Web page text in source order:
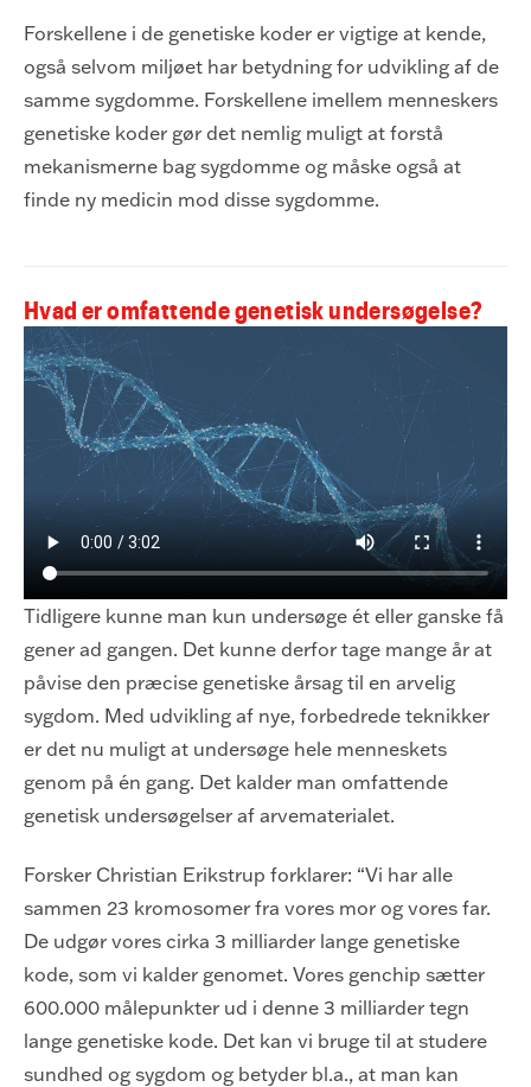
Forskellene i de genetiske koder er vigtige at kende,
også selvom miljøet har betydning for udvikling af de
samme sygdomme. Forskellene imellem menneskers
genetiske koder gør det nemlig muligt at forstå
mekanismerne bag sygdomme og måske også at
finde ny medicin mod disse sygdomme.
Hvad er omfattende genetisk undersøgelse?
Tidligere kunne man kun undersøge ét eller ganske få
gener ad gangen. Det kunne derfor tage mange år at
påvise den præcise genetiske årsag til en arvelig
sygdom. Med udvikling af nye, forbedrede teknikker
er det nu muligt at undersøge hele menneskets
genom på én gang. Det kalder man omfattende
genetisk undersøgelser af arvematerialet.
Forsker Christian Erikstrup forklarer: “Vi har alle
sammen 23 kromosomer fra vores mor og vores far.
De udgør vores cirka 3 milliarder lange genetiske
kode, som vi kalder genomet. Vores genchip sætter
600.000 målepunkter ud i denne 3 milliarder tegn
lange genetiske kode. Det kan vi bruge til at studere
sundhed og sygdom og betyder bl.a., at man kan